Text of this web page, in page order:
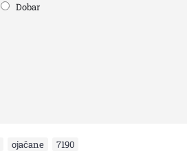
Dobar
ojačane 7190